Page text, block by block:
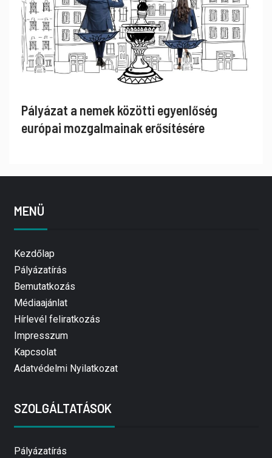
Pályázat a nemek közötti egyenlőség
európai mozgalmainak erősítésére
MENÜ
Kezdőlap
Pályázatírás
Bemutatkozás
Médiaajánlat
Hírlevél feliratkozás
Impresszum
Kapcsolat
Adatvédelmi Nyilatkozat
SZOLGÁLTATÁSOK
Pályázatírás